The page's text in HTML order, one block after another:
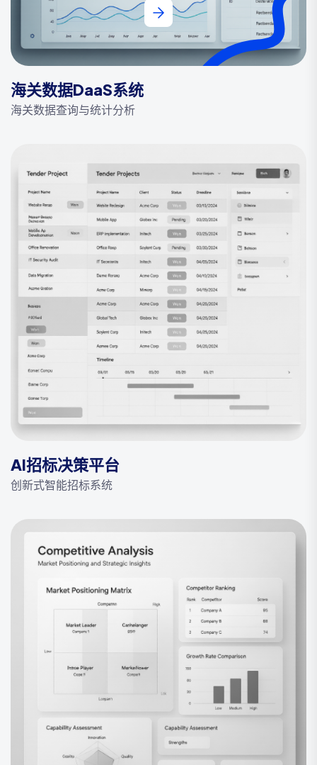
海关数据DaaS系统
海关数据查询与统计分析
AI招标决策平台
创新式智能招标系统